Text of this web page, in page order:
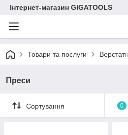
Інтернет-магазин GIGATOOLS
Товари та послуги
Преси
Сортування 0